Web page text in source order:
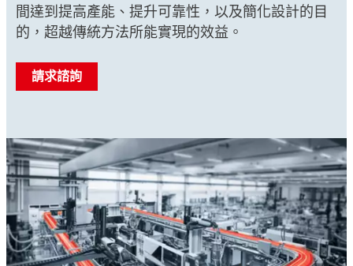
間達到提高產能、提升可靠性，以及簡化設計的目
的，超越傳統方法所能實現的效益。
請求諮詢